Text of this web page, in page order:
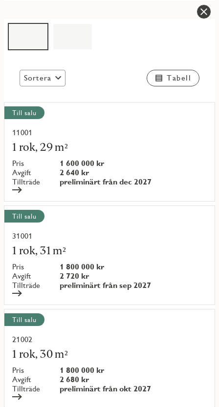
Sortera Tabell
Visa
alla
objekt
Till salu
11001
1 rok, 29 m²
Pris
1 600 000 kr
Avgift
2 640 kr
Tillträde
preliminärt från dec 2027
Läs
mer
om
objekt
{objectNumber}
Till salu
31001
1 rok, 31 m²
Pris
1 800 000 kr
Avgift
2 720 kr
Tillträde
preliminärt från sep 2027
Läs
mer
om
objekt
{objectNumber}
Till salu
21002
1 rok, 30 m²
Pris
1 800 000 kr
Avgift
2 680 kr
Tillträde
preliminärt från okt 2027
Läs
mer
om
objekt
{objectNumber}